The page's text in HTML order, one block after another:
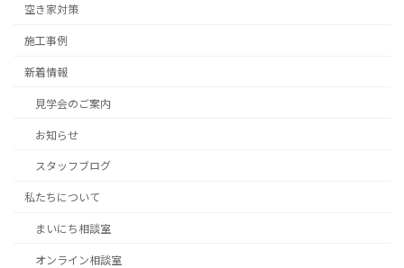
空き家対策
施工事例
新着情報
見学会のご案内
お知らせ
スタッフブログ
私たちについて
まいにち相談室
オンライン相談室